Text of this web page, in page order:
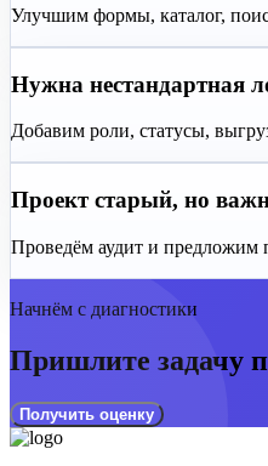
Улучшим формы, каталог,
Нужна нестандартная
Добавим роли, статусы,
Проект старый, но
Проведём аудит и предложим
Начнём с диагностики
Пришлите задачу
Получить оценку